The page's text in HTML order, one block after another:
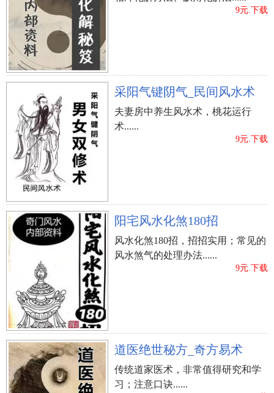
9元.下载
采阳气键阴气_民间风水术
夫妻房中养生风水术，桃花运行
术......
9元.下载
阳宅风水化煞180招
风水化煞180招，招招实用；常见的
风水煞气的处理办法......
9元.下载
道医绝世秘方_奇方易术
传统道家医术，非常值得研究和学
习；注意口诀......